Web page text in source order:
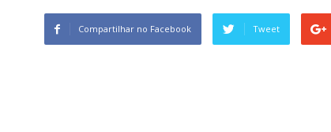
Compartilhar no Facebook Tweet